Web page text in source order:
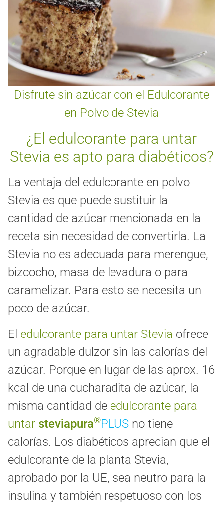
Disfrute sin azúcar con el Edulcorante
en Polvo de Stevia
¿El edulcorante para untar
Stevia es apto para diabéticos?
La ventaja del edulcorante en polvo
Stevia es que puede sustituir la
cantidad de azúcar mencionada en la
receta sin necesidad de convertirla. La
Stevia no es adecuada para merengue,
bizcocho, masa de levadura o para
caramelizar. Para esto se necesita un
poco de azúcar.
El edulcorante para untar Stevia ofrece
un agradable dulzor sin las calorías del
azúcar. Porque en lugar de las aprox. 16
kcal de una cucharadita de azúcar, la
misma cantidad de edulcorante para
untar steviapura®PLUS no tiene
calorías. Los diabéticos aprecian que el
edulcorante de la planta Stevia,
aprobado por la UE, sea neutro para la
insulina y también respetuoso con los